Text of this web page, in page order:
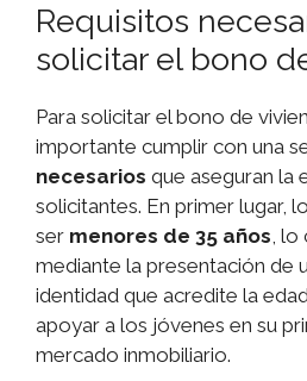
Requisitos
solicitar el bono
Para solicitar el bono de
importante cumplir con una
necesarios que aseguran la
solicitantes. En primer lugar,
ser menores de 35 años ,
mediante la presentación de
identidad que acredite la
apoyar a los jóvenes en su
mercado inmobiliario.